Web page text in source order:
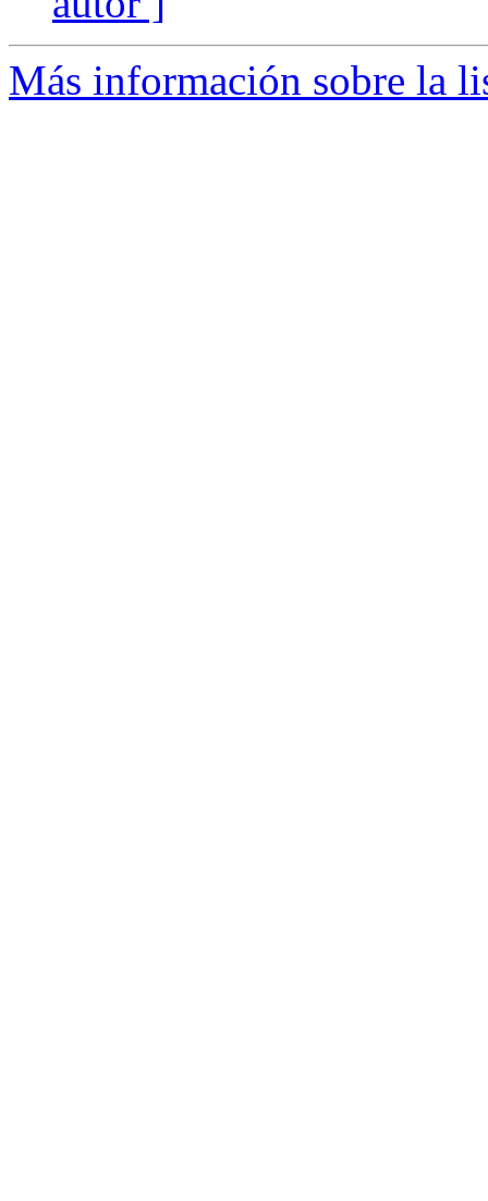
Más información sobre la